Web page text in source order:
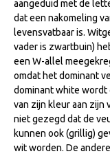
Informatie
ZADEL
aangeduid met de
dat een nakomeling
levensvatbaar is.
vader is zwartbuin)
een W-allel
omdat het dominant
dominant white wordt
van zijn kleur aan zijn
niet gezegd dat de
kunnen ook (grillig)
wit worden. De